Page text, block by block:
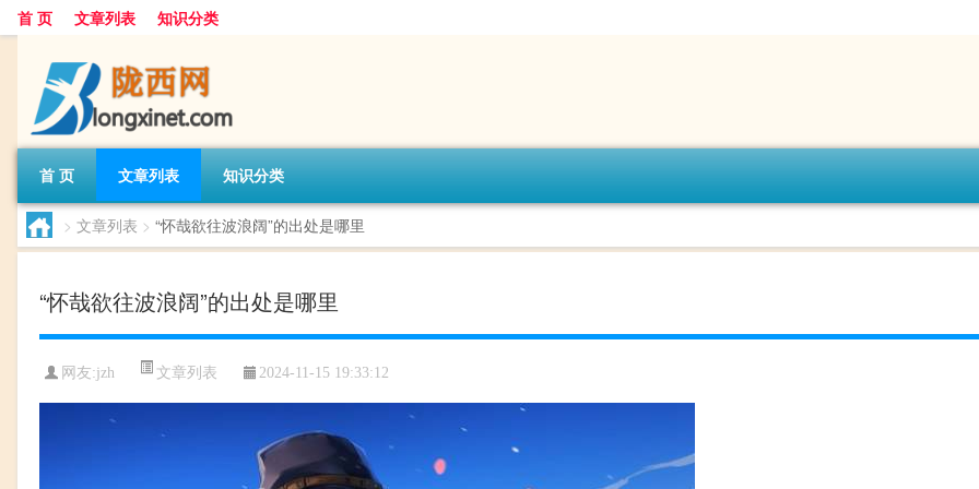
首 页 文章列表 知识分类
首 页 文章列表 知识分类
> 文章列表 > “怀哉欲往波浪阔”的出处是哪里
“怀哉欲往波浪阔”的出处是哪里
网友:jzh 文章列表 2024-11-15 19:33:12